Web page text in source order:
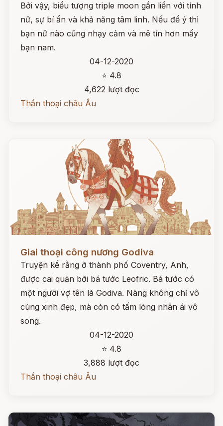
Bởi vậy, biểu tượng triple moon gắn liền với tính
nữ, sự bí ẩn và khả năng tâm linh. Nếu để ý thì
bạn nữ nào cũng nhạy cảm và mê tín hơn mấy
bạn nam.
04-12-2020
⭐ 4.8
4,622 lượt đọc
Thần thoại châu Âu
Giai thoại công nương Godiva
Truyện kể rằng ở thành phố Coventry, Anh,
được cai quản bởi bá tước Leofric. Bá tước có
một người vợ tên là Godiva. Nàng không chỉ vô
cùng xinh đẹp, mà còn có tấm lòng nhân ái vô
song.
04-12-2020
⭐ 4.8
3,888 lượt đọc
Thần thoại châu Âu